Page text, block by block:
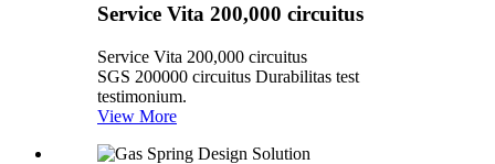
Service Vita 200,000 circuitus
Service Vita 200,000 circuitus
SGS 200000 circuitus Durabilitas test
testimonium.
View More